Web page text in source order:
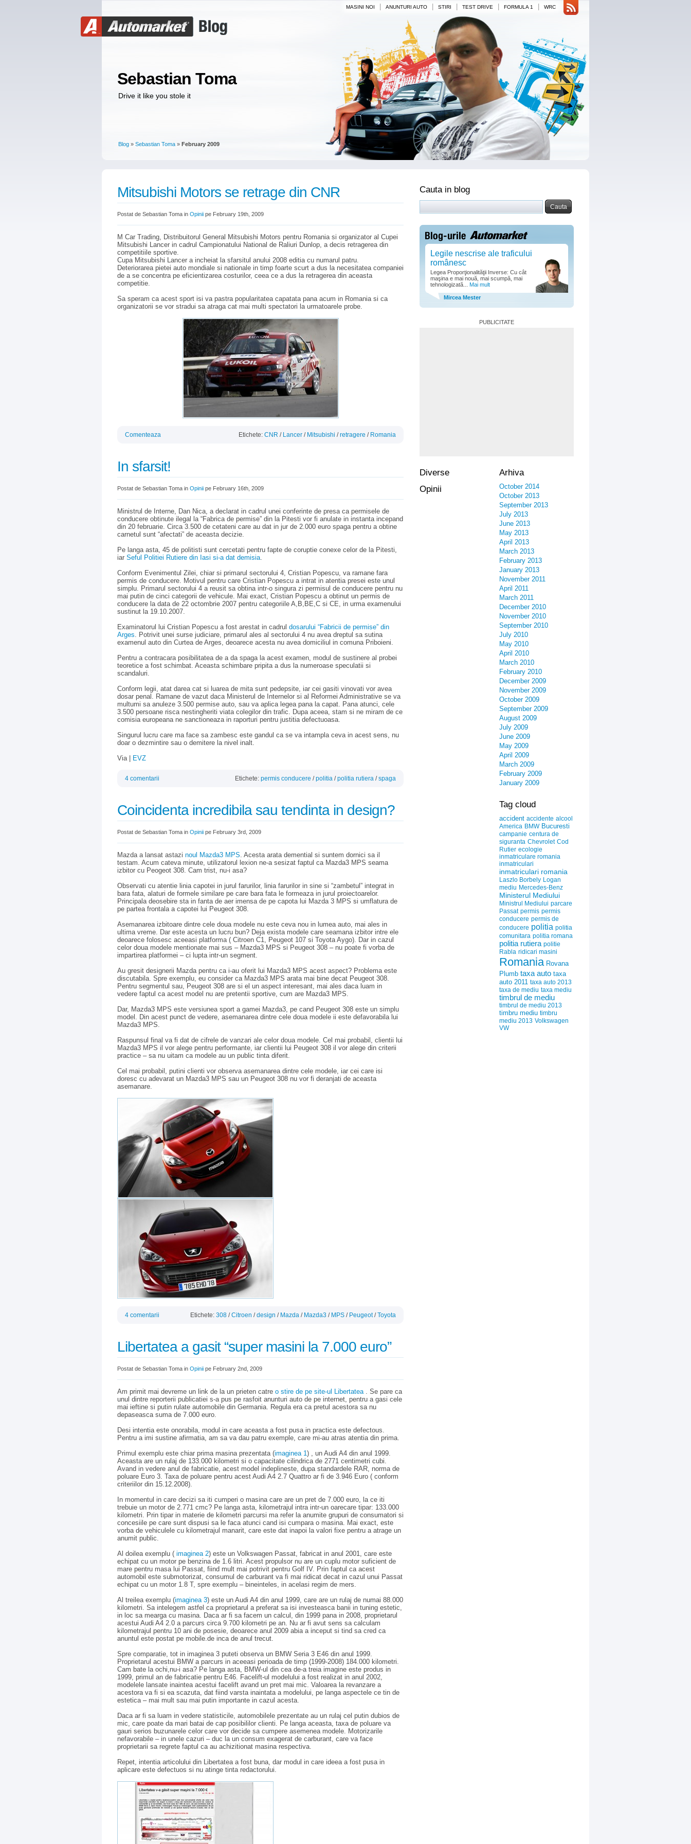
Sebastian Toma
Drive it like you stole it
MASINI NOI ANUNTURI AUTO STIRI TEST DRIVE FORMULA 1 WRC
Blog » Sebastian Toma » February 2009
Mitsubishi Motors se retrage din CNR
Postat de Sebastian Toma in Opinii pe February 19th, 2009
M Car Trading, Distribuitorul General Mitsubishi Motors pentru Romania si organizator al Cupei
Mitsubishi Lancer in cadrul Campionatului National de Raliuri Dunlop, a decis retragerea din
competitiile sportive.
Cupa Mitsubishi Lancer a incheiat la sfarsitul anului 2008 editia cu numarul patru.
Deteriorarea pietei auto mondiale si nationale in timp foarte scurt a dus la necesitatea companiei
de a se concentra pe eficientizarea costurilor, ceea ce a dus la retragerea din aceasta
competitie.
Sa speram ca acest sport isi va pastra popularitatea capatata pana acum in Romania si ca
organizatorii se vor stradui sa atraga cat mai multi spectatori la urmatoarele probe.
Comenteaza Etichete: CNR / Lancer / Mitsubishi /retragere / Romania
In sfarsit!
Postat de Sebastian Toma in Opinii pe February 16th, 2009
Ministrul de Interne, Dan Nica, a declarat in cadrul unei conferinte de presa ca permisele de
conducere obtinute ilegal la “Fabrica de permise” din la Pitesti vor fi anulate in instanta incepand
din 20 februarie. Circa 3.500 de cetateni care au dat in jur de 2.000 euro spaga pentru a obtine
carnetul sunt “afectati” de aceasta decizie.
Pe langa asta, 45 de politisti sunt cercetati pentru fapte de coruptie conexe celor de la Pitesti,
iar Seful Politiei Rutiere din Iasi si-a dat demisia.
Conform Evenimentul Zilei, chiar si primarul sectorului 4, Cristian Popescu, va ramane fara
permis de conducere. Motivul pentru care Cristian Popescu a intrat in atentia presei este unul
simplu. Primarul sectorului 4 a reusit sa obtina intr-o singura zi permisul de conducere pentru nu
mai putin de cinci categorii de vehicule. Mai exact, Cristian Popescu a obtinut un permis de
conducere la data de 22 octombrie 2007 pentru categoriile A,B,BE,C si CE, in urma examenului
sustinut la 19.10.2007.
Examinatorul lui Cristian Popescu a fost arestat in cadrul dosarului “Fabricii de permise” din
Arges. Potrivit unei surse judiciare, primarul ales al sectorului 4 nu avea dreptul sa sutina
examenul auto din Curtea de Arges, deoarece acesta nu avea domiciliul in comuna Priboieni.
Pentru a contracara posibilitatea de a da spaga la acest examen, modul de sustinere al probei
teoretice a fost schimbat. Aceasta schimbare pripita a dus la numeroase speculatii si
scandaluri.
Conform legii, atat darea cat si luarea de mita sunt pedepsite, iar cei gasiti vinovati vor avea
dosar penal. Ramane de vazut daca Ministerul de Internelor si al Reformei Administrative se va
multumi sa anuleze 3.500 permise auto, sau va aplica legea pana la capat. Pana atunci, cele
3.500 persoane risca nestingheriti viata colegilor din trafic. Dupa aceea, stam si ne miram de ce
comisia europeana ne sanctioneaza in raporturi pentru justitia defectuoasa.
Singurul lucru care ma face sa zambesc este gandul ca se va intampla ceva in acest sens, nu
doar o dezmintire sau o demitere la nivel inalt.
Via |
EVZ
4 comentarii Etichete: permis conducere /politia /politia rutiera /spaga
Coincidenta incredibila sau tendinta in design?
Postat de Sebastian Toma in Opinii pe February 3rd, 2009
Mazda a lansat astazi noul Mazda3 MPS. Acesta arata demential si suntem dornici sa il
testam. Acum cateva minute, utilizatorul lexion ne-a sesizat faptul ca Mazda3 MPS seama
izbitor cu Peogeot 308. Cam trist, nu-i asa?
Observati cu atentie linia capotei in jurul farurilor, linia farurilor in sine si “zambetul” integrat in
bara fata, alaturi de formele similare pe care bara fata le formeaza in jurul proiectoarelor.
Principala deosebire sta in fanta de aer imensa de pe capota lui Mazda 3 MPS si umflatura de
pe partea frontala a capotei lui Peugeot 308.
Asemanarea izbitoare dintre cele doua modele nu este ceva nou in lumea auto, mai ales in
ultima vreme. Dar este acesta un lucru bun? Deja exista modele care seamana izbitor intre ele
deoarece folosesc aceeasi platforma ( Citroen C1, Peugeot 107 si Toyota Aygo). Dar in cazul
celor doua modele mentionate mai sus – Mazda3 MPS si Peugeot 308 – nu poate fi vorba de
impartirea platformei – ci lupta intr-un segment.
Au gresit designerii Mazda pentru ca i-au oferit lui Mazda3 MPS acest aspect? Problema este
discutabila. Spre exemplu, eu consider ca Mazda3 MPS arata mai bine decat Peugeot 308.
Pentru segmentul sau, Peugeot 308 are si el un aspect interesant, mai ales daca luam in
vedere faptul ca acest model nu are pretentii sportive, cum are Mazda3 MPS.
Dar, Mazda3 MPS este versiunea sport a gamei Mazda3, pe cand Peugeot 308 este un simplu
model. Din acest punct de vedere, asemanarea dintre cele doua modele ii este defavorabila lui
Mazda3 MPS.
Raspunsul final va fi dat de cifrele de vanzari ale celor doua modele. Cel mai probabil, clientii lui
Mazda3 MPS il vor alege pentru performante, iar clientii lui Peugeot 308 il vor alege din criterii
practice – sa nu uitam ca modele au un public tinta diferit.
Cel mai probabil, putini clienti vor observa asemanarea dintre cele modele, iar cei care isi
doresc cu adevarat un Mazda3 MPS sau un Peugeot 308 nu vor fi deranjati de aceasta
asemanare.
4 comentarii Etichete: 308 /Citroen /design / Mazda / Mazda3 / MPS / Peugeot/Toyota
Libertatea a gasit “super masini la 7.000 euro”
Postat de Sebastian Toma in Opinii pe February 2nd, 2009
Am primit mai devreme un link de la un prieten catre o stire de pe site-ul Libertatea. Se pare ca
unul dintre reporterii publicatiei s-a pus pe rasfoit anunturi auto de pe internet, pentru a gasi cele
mai ieftine si putin rulate automobile din Germania. Regula era ca pretul acestora sa nu
depaseasca suma de 7.000 euro.
Desi intentia este onorabila, modul in care aceasta a fost pusa in practica este defectous.
Pentru a imi sustine afirmatia, am sa va dau patru exemple, care mi-au atras atentia din prima.
Primul exemplu este chiar prima masina prezentata (imaginea 1) , un Audi A4 din anul 1999.
Aceasta are un rulaj de 133.000 kilometri si o capacitate cilindrica de 2771 centimetri cubi.
Avand in vedere anul de fabricatie, acest model indeplineste, dupa standardele RAR, norma de
poluare Euro 3. Taxa de poluare pentru acest Audi A4 2.7 Quattro ar fi de 3.946 Euro ( conform
criteriilor din 15.12.2008).
In momentul in care decizi sa iti cumperi o masina care are un pret de 7.000 euro, la ce iti
trebuie un motor de 2.771 cmc? Pe langa asta, kilometrajul intra intr-un oarecare tipar: 133.000
kilometri. Prin tipar in materie de kilometri parcursi ma refer la anumite grupuri de consumatori si
concesiile pe care sunt dispusi sa le faca atunci cand isi cumpara o masina. Mai exact, este
vorba de vehiculele cu kilometrajul manarit, care este dat inapoi la valori fixe pentru a atrage un
anumit public.
Al doilea exemplu ( imaginea 2) este un Volkswagen Passat, fabricat in anul 2001, care este
echipat cu un motor pe benzina de 1.6 litri. Acest propulsor nu are un cuplu motor suficient de
mare pentru masa lui Passat, fiind mult mai potrivit pentru Golf IV. Prin faptul ca acest
automobil este submotorizat, consumul de carburant va fi mai ridicat decat in cazul unui Passat
echipat cu un motor 1.8 T, spre exemplu – bineinteles, in acelasi regim de mers.
Al treilea exemplu (imaginea 3) este un Audi A4 din anul 1999, care are un rulaj de numai 88.000
kilometri. Sa intelegem astfel ca proprietarul a preferat sa isi investeasca banii in tuning estetic,
in loc sa mearga cu masina. Daca ar fi sa facem un calcul, din 1999 pana in 2008, proprietarul
acestui Audi A4 2.0 a parcurs circa 9.700 kilometri pe an. Nu ar fi avut sens sa calculam
kilometrajul pentru 10 ani de posesie, deoarece anul 2009 abia a inceput si tind sa cred ca
anuntul este postat pe mobile.de inca de anul trecut.
Spre comparatie, tot in imaginea 3 puteti observa un BMW Seria 3 E46 din anul 1999.
Proprietarul acestui BMW a parcurs in aceeasi perioada de timp (1999-2008) 184.000 kilometri.
Cam bate la ochi,nu-i asa? Pe langa asta, BMW-ul din cea de-a treia imagine este produs in
1999, primul an de fabricatie pentru E46. Facelift-ul modelului a fost realizat in anul 2002,
modelele lansate inaintea acestui facelift avand un pret mai mic. Valoarea la revanzare a
acestora va fi si ea scazuta, dat fiind varsta inaintata a modelului, pe langa aspectele ce tin de
estetica – mai mult sau mai putin importante in cazul acesta.
Daca ar fi sa luam in vedere statisticile, automobilele prezentate au un rulaj cel putin dubios de
mic, care poate da mari batai de cap posibililor clienti. Pe langa aceasta, taxa de poluare va
gauri serios buzunarele celor care vor decide sa cumpere asemenea modele. Motorizarile
nefavorabile – in unele cazuri – duc la un consum exagerat de carburant, care va face
proprietarii sa regrete faptul ca au achizitionat masina respectiva.
Repet, intentia articolului din Libertatea a fost buna, dar modul in care ideea a fost pusa in
aplicare este defectuos si nu atinge tinta redactorului.
Cauta in blog
Legile nescrise ale traficului
românesc
Legea Proporţionalităţii Inverse: Cu cât
maşina e mai nouă, mai scumpă, mai
tehnologizată...
Mai mult
Mircea Mester
PUBLICITATE
Diverse
Opinii
Arhiva
October 2014
October 2013
September 2013
July 2013
June 2013
May 2013
April 2013
March 2013
February 2013
January 2013
November 2011
April 2011
March 2011
December 2010
November 2010
September 2010
July 2010
May 2010
April 2010
March 2010
February 2010
December 2009
November 2009
October 2009
September 2009
August 2009
July 2009
June 2009
May 2009
April 2009
March 2009
February 2009
January 2009
Tag cloud
accident accidente alcool
America BMW Bucuresti
campanie centura de
siguranta Chevrolet Cod
Rutier ecologie
inmatriculare romania
inmatriculari
inmatriculari romania
Laszlo Borbely Logan
mediu Mercedes-Benz
Ministerul Mediului
Ministrul Mediului parcare
Passat permis permis
conducere permis de
conducere politia politia
comunitara politia romana
politia rutiera politie
Rabla ridicari masini
Romania Rovana
Plumb taxa auto taxa
auto 2011 taxa auto 2013
taxa de mediu taxa mediu
timbrul de mediu
timbrul de mediu 2013
timbru mediu timbru
mediu 2013 Volkswagen
VW